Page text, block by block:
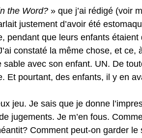
the Word? » que j’ai rédigé (voir
justement d’avoir été
pendant que leurs enfants
constaté la même chose, et ce,
sable avec son enfant. UN. De
Et pourtant, des enfants, il y en
jeu. Je sais que je donne
jugements. Je m’en fous.
Comment peut-on garder